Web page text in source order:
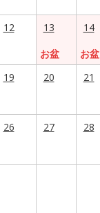
12
13
お盆
14
お盆
19 20 21
26 27 28